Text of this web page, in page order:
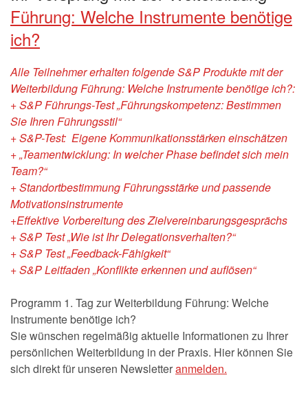
Führung: Welche Instrumente benötige
ich?
Alle Teilnehmer erhalten folgende S&P Produkte mit der
Weiterbildung Führung: Welche Instrumente benötige ich?:
+ S&P Führungs-Test „Führungskompetenz: Bestimmen
Sie Ihren Führungsstil“
+ S&P-Test: Eigene Kommunikationsstärken einschätzen
+ „Teamentwicklung: In welcher Phase befindet sich mein
Team?“
+ Standortbestimmung Führungsstärke und passende
Motivationsinstrumente
+Effektive Vorbereitung des Zielvereinbarungsgesprächs
+ S&P Test „Wie ist Ihr Delegationsverhalten?“
+ S&P Test „Feedback-Fähigkeit“
+ S&P Leitfaden „Konflikte erkennen und auflösen“
Programm 1. Tag zur Weiterbildung Führung: Welche
Instrumente benötige ich?
Sie wünschen regelmäßig aktuelle Informationen zu Ihrer
persönlichen Weiterbildung in der Praxis. Hier können Sie
sich direkt für unseren Newsletteranmelden.